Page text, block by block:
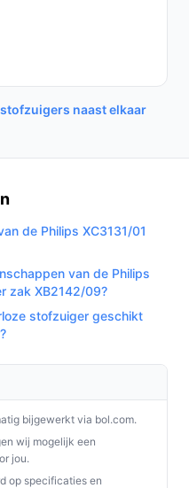
bewust wat perfect
naast elkaar
de Philips XC3131/01
van de Philips
zak XB2142/09?
stofzuiger geschikt
bijgewerkt via bol.com.
wij mogelijk een
jou.
op specificaties en